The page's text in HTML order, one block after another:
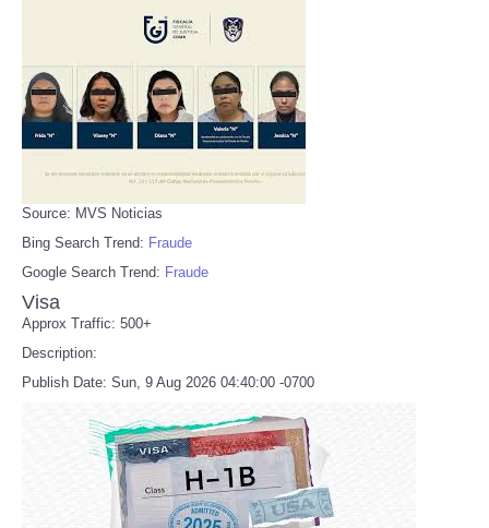
Source: MVS Noticias
Bing Search Trend: Fraude
Google Search Trend: Fraude
Visa
Approx Traffic: 500+
Description:
Publish Date: Sun, 9 Aug 2026 04:40:00 -0700